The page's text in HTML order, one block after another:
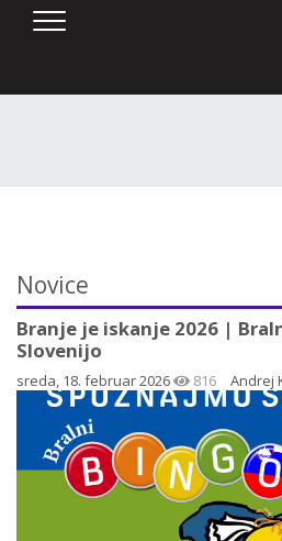
Novice
Branje je iskanje 2026 |
Slovenijo
sreda, 18. februar 2026 816 Andrej